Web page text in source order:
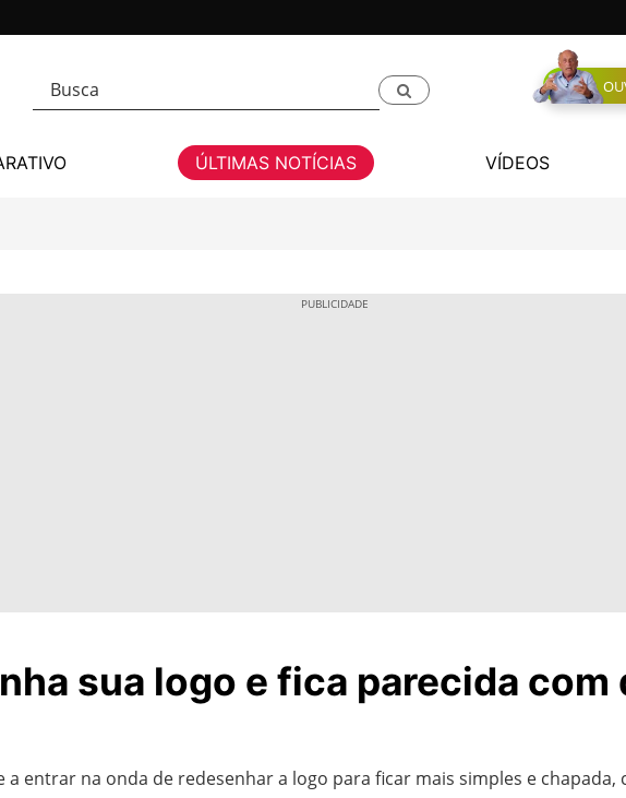
ÚLTIMAS NOTÍCIAS VÍDEOS
sua logo e fica parecida com
entrar na onda de redesenhar a logo para ficar mais simples e